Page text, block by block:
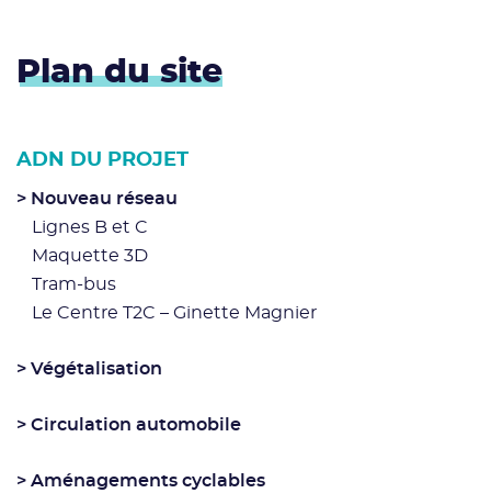
Plan du site
ADN DU PROJET
Nouveau réseau
Lignes B et C
Maquette 3D
Tram-bus
Le Centre T2C – Ginette Magnier
Végétalisation
Circulation automobile
Aménagements cyclables